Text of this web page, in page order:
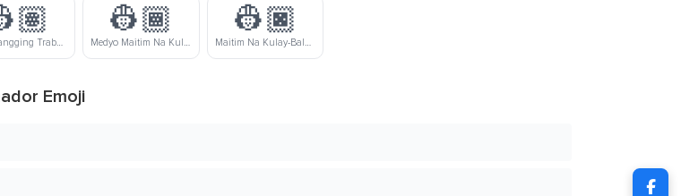
Kayumangging Trabahador
👷🏾
Medyo Maitim Na Kulay-Balat Na Trabahador
👷🏿
Maitim Na Kulay-Balat Na Trabahador
Emoji